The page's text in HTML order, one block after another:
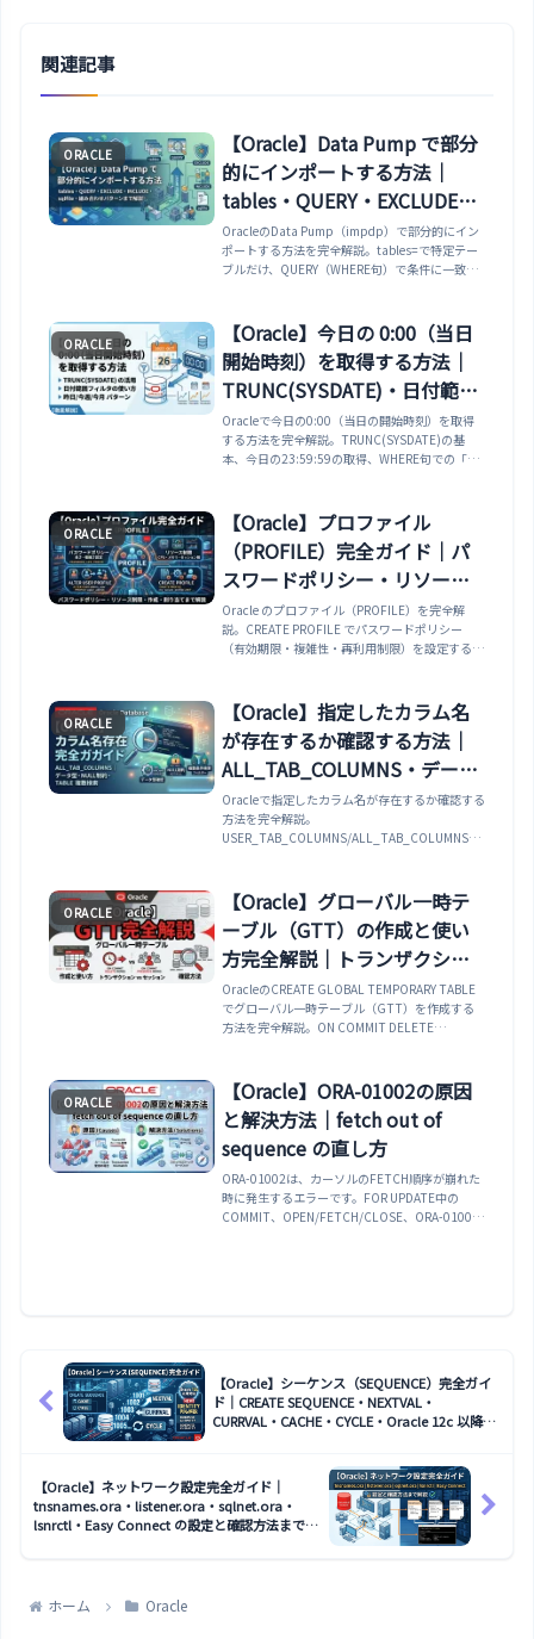
関連記事
ORACLE
【Oracle】Data Pump で部分
的にインポートする方法｜
tables・QUERY・EXCLUDE・
INCLUDE・sqlfile・組み合わ
せパターンまで解説
OracleのData Pump（impdp）で部分的にイン
ポートする方法を完全解説。tables=で特定テー
ブルだけ、QUERY（WHERE句）で条件に一致す
sqlfileで事前確認、REMAP_DATAでマスキング、
これらを組み合わせた実務パターンまで網羅。
ORACLE
【Oracle】今日の 0:00（当日
開始時刻）を取得する方法｜
TRUNC(SYSDATE)・日付範囲
フィルタ・昨日/今週/今月パタ
ーンまで解説
Oracleで今日の0:00（当日の開始時刻）を取得
する方法を完全解説。TRUNC(SYSDATE)の基
本、今日の23:59:59の取得、WHERE句での「今
イムゾーン考慮（SYSDATE vs
CURRENT_DATE）、日次バッチの境界条件・ロ
グフィルタの実務パターンまで網羅。
ORACLE
【Oracle】プロファイル
（PROFILE）完全ガイド｜パ
スワードポリシー・リソース
制限・CREATE PROFILE・
ALTER USER PROFILE まで解
Oracle のプロファイル（PROFILE）を完全解
説。CREATE PROFILE でパスワードポリシー
（有効期限・複雑性・再利用制限）を設定する方
PASSWORD_LOCK_TIME・
PASSWORD_GRACE_TIME・
PASSWORD_LIFETIME の意味と設定方法・セッ
ション数・CPU 時間・アイドルタイムなどのリ
ソース制限を設定する方法・ALTER USER ユーザ
ー名 PROFILE でプロファイルを割り当てる方
法・DBA_PROFILES・DBA_USERS でプロファイ
ル設定を確認する方法まで解説します。
ORACLE
【Oracle】指定したカラム名
が存在するか確認する方法｜
ALL_TAB_COLUMNS・データ
型・NULL制約・複数条件検索
まで完全解説
Oracleで指定したカラム名が存在するか確認する
方法を完全解説。
USER_TAB_COLUMNS/ALL_TAB_COLUMNS/D
制約・デフォルト値の確認、複数テーブルにまた
がるカラム検索、PL/SQLでのEXISTS判定、カラ
ム定義の比較、実務パターンまで網羅。
ORACLE
【Oracle】グローバル一時テ
ーブル（GTT）の作成と使い
方完全解説｜トランザクショ
ン限定・セッション限定・確
認方法まで
OracleのCREATE GLOBAL TEMPORARY TABLE
でグローバル一時テーブル（GTT）を作成する
方法を完全解説。ON COMMIT DELETE
18cのPTTまで網羅。
ORACLE
【Oracle】ORA-01002の原因
と解決方法｜fetch out of
sequence の直し方
ORA-01002は、カーソルのFETCH順序が崩れた
時に発生するエラーです。FOR UPDATE中の
COMMIT、OPEN/FETCH/CLOSE、ORA-01001
【Oracle】シーケンス（SEQUENCE）完全ガイ
ド｜CREATE SEQUENCE・NEXTVAL・
CURRVAL・CACHE・CYCLE・Oracle 12c 以降の
【Oracle】ネットワーク設定完全ガイド｜
tnsnames.ora・listener.ora・sqlnet.ora・
lsnrctl・Easy Connect の設定と確認方法まで解
ホーム Oracle